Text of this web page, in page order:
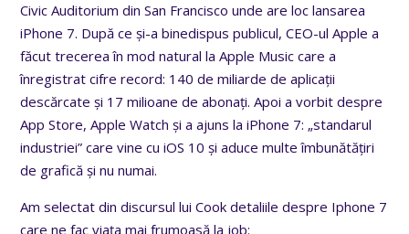
Civic Auditorium din San Francisco unde are loc lansarea
iPhone 7. După ce și-a binedispus publicul, CEO-ul Apple a
făcut trecerea în mod natural la Apple Music care a
înregistrat cifre record: 140 de miliarde de aplicații
descărcate și 17 milioane de abonați. Apoi a vorbit despre
App Store, Apple Watch și a ajuns la iPhone 7: „standarul
industriei” care vine cu iOS 10 și aduce multe îmbunătățiri
de grafică și nu numai.
Am selectat din discursul lui Cook detaliile despre Iphone 7
care ne fac viața mai frumoasă la job: